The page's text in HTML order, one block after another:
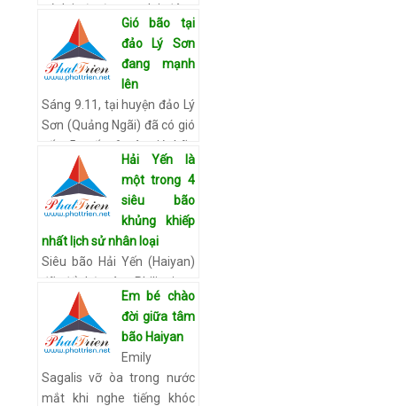
nó lại từ từ mọc lại đúng
như ban đầu. Câu chuyện ụ
mối hình đầu người xuất
hiện trên ngôi mộ ở thôn
Phú Sơn Nam (huyện Hò…
Xem chi tiết
Gió bão tại
đảo Lý Sơn
đang mạnh
lên
Sáng 9.11, tại huyện đảo Lý
Sơn (Quảng Ngãi) đã có gió
cấp 5, cấp 6 và gió bão
đang mạnh lên. Công
tác phòng chống bão đang
được chính quyền và …
Hải Yến là
một trong 4
siêu bão
khủng khiếp
nhất lịch sử nhân loại
Siêu bão Hải Yến (Haiyan)
đã đổ bộ vào Philippines
vào sáng sớm 8.11 (giờ địa
phương). Đây là cơn bão
mạnh nhất năm 2013 và là
một trong 4 siêu bão mạ…
Xem chi tiết
Em bé chào
đời giữa tâm
bão Haiyan
Emily
Sagalis vỡ òa trong nước
mắt khi nghe tiếng khóc